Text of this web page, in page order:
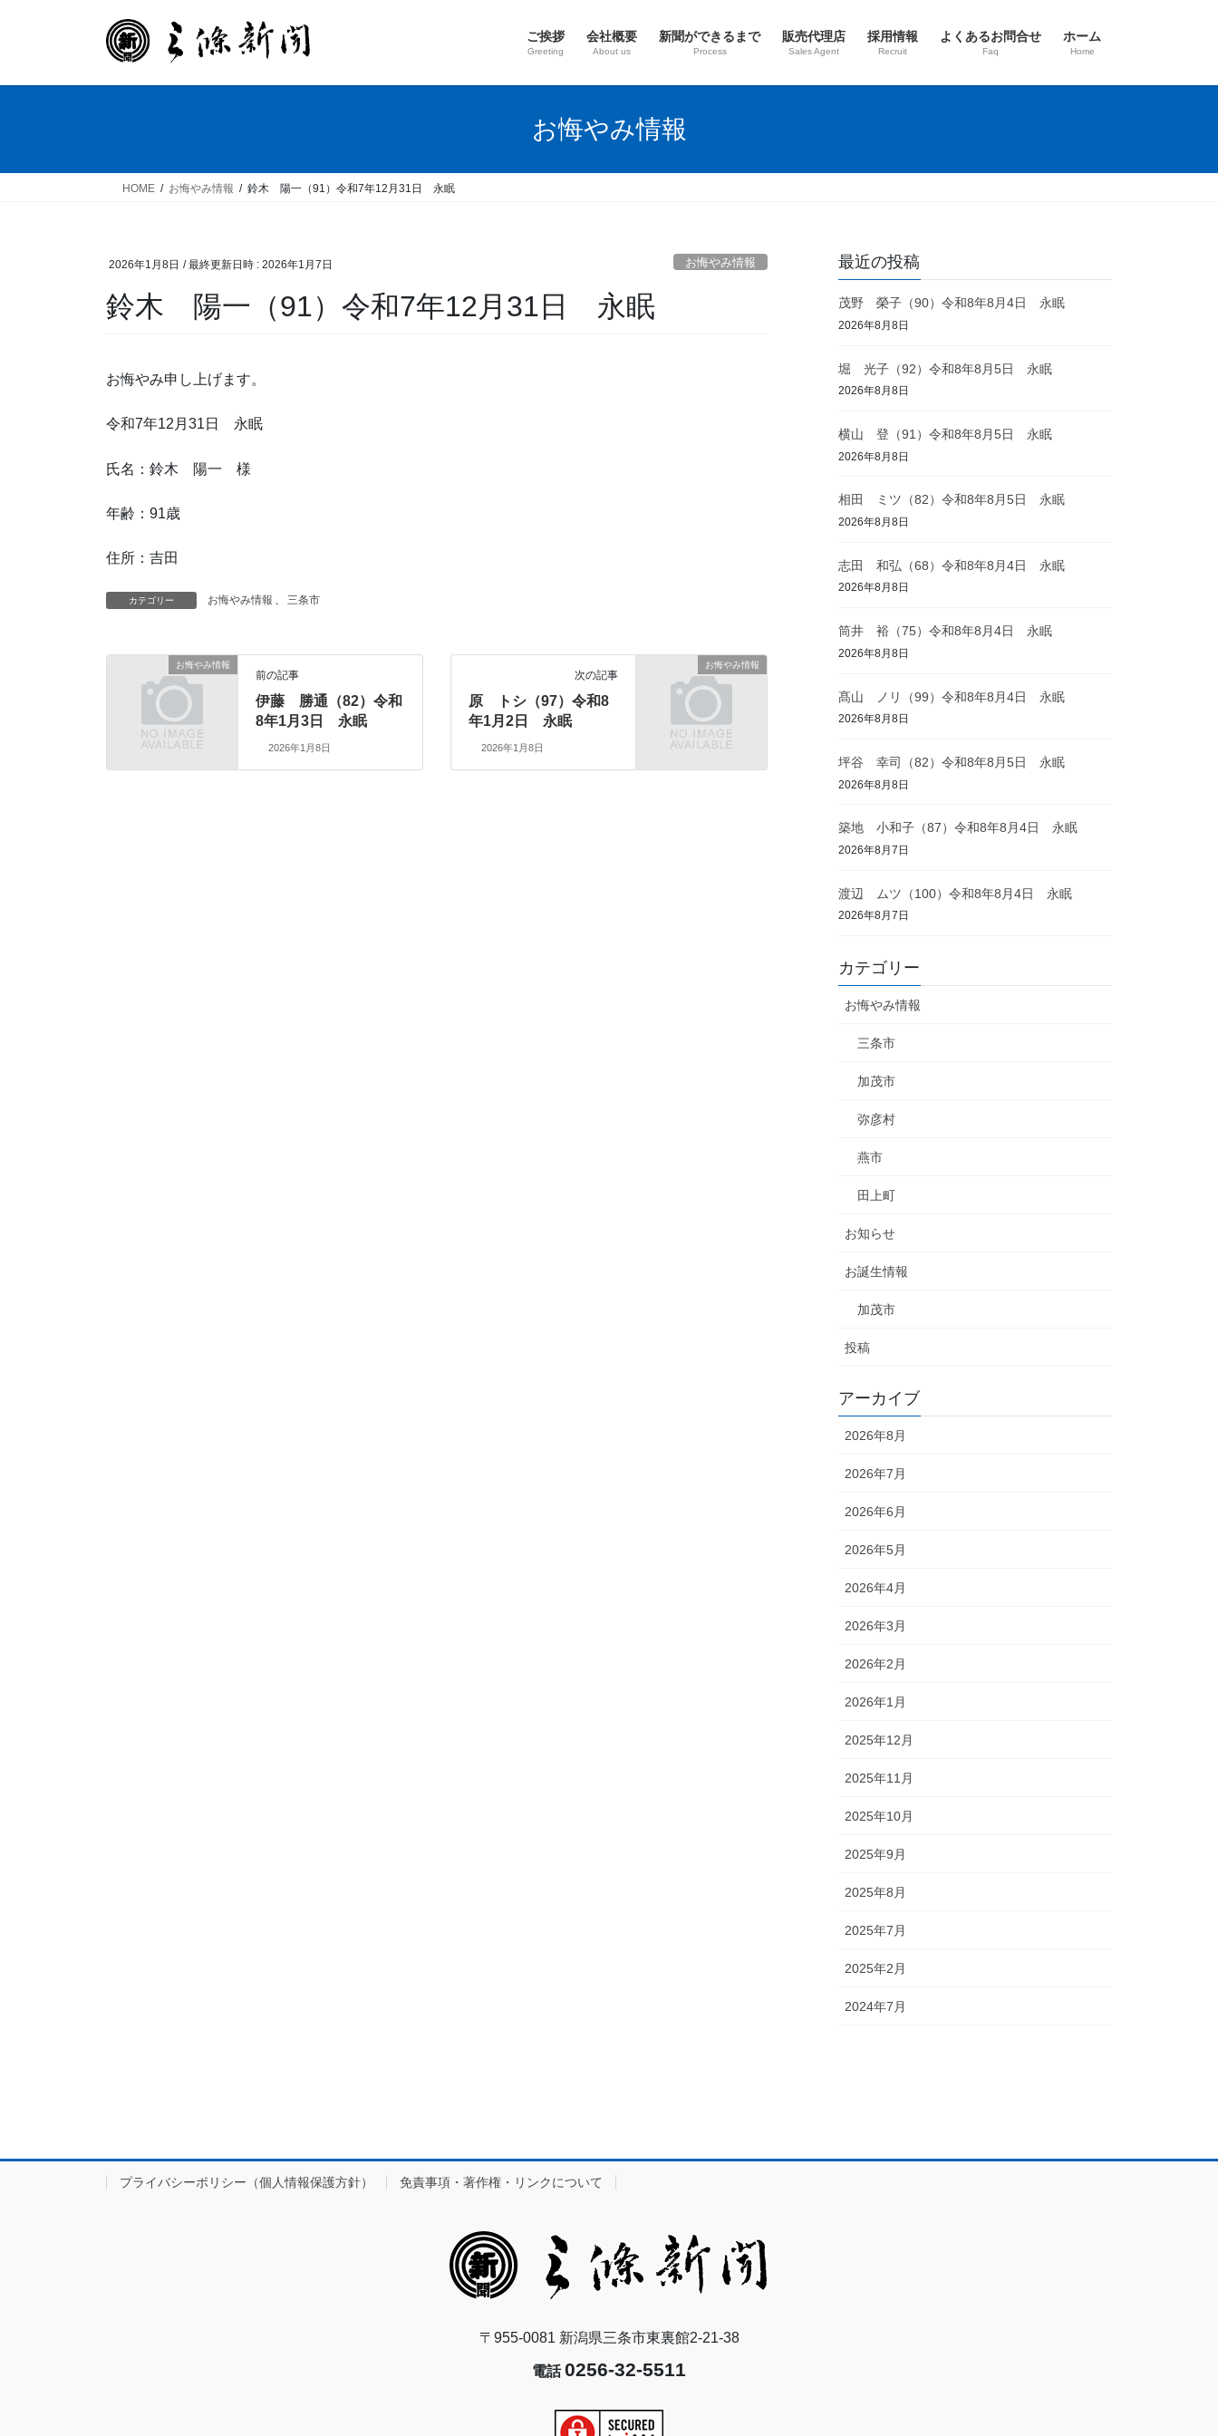
ご挨拶
Greeting
会社概要
About us
新聞ができるまで
Process
販売代理店
Sales Agent
採用情報
Recruit
よくあるお問合せ
Faq
ホーム
Home
お悔やみ情報
HOME お悔やみ情報 鈴木 陽一（91）令和7年12月31日 永眠
2026年1月8日 / 最終更新日時 : 2026年1月7日 お悔やみ情報
鈴木 陽一（91）令和7年12月31日 永眠
お悔やみ申し上げます。
令和7年12月31日 永眠
氏名：鈴木 陽一 様
年齢：91歳
住所：吉田
カテゴリー お悔やみ情報 、 三条市
お悔やみ情報
前の記事
伊藤 勝通（82）令和
8年1月3日 永眠
2026年1月8日
お悔やみ情報
次の記事
原 トシ（97）令和8
年1月2日 永眠
2026年1月8日
最近の投稿
茂野 榮子（90）令和8年8月4日 永眠
2026年8月8日
堀 光子（92）令和8年8月5日 永眠
2026年8月8日
横山 登（91）令和8年8月5日 永眠
2026年8月8日
相田 ミツ（82）令和8年8月5日 永眠
2026年8月8日
志田 和弘（68）令和8年8月4日 永眠
2026年8月8日
筒井 裕（75）令和8年8月4日 永眠
2026年8月8日
髙山 ノリ（99）令和8年8月4日 永眠
2026年8月8日
坪谷 幸司（82）令和8年8月5日 永眠
2026年8月8日
築地 小和子（87）令和8年8月4日 永眠
2026年8月7日
渡辺 ムツ（100）令和8年8月4日 永眠
2026年8月7日
カテゴリー
お悔やみ情報
三条市
加茂市
弥彦村
燕市
田上町
お知らせ
お誕生情報
加茂市
投稿
アーカイブ
2026年8月
2026年7月
2026年6月
2026年5月
2026年4月
2026年3月
2026年2月
2026年1月
2025年12月
2025年11月
2025年10月
2025年9月
2025年8月
2025年7月
2025年2月
2024年7月
プライバシーポリシー（個人情報保護方針） 免責事項・著作権・リンクについて
〒955-0081 新潟県三条市東裏館2-21-38
電話0256-32-5511